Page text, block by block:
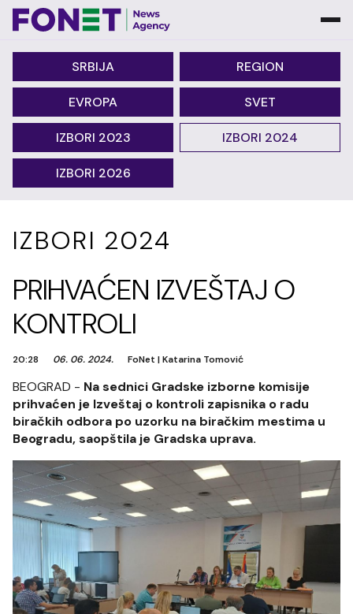
SRBIJA REGION
EVROPA SVET
IZBORI 2023 IZBORI 2024
IZBORI 2026
IZBORI 2024
PRIHVAĆEN IZVEŠTAJ O
KONTROLI
20:28 06. 06. 2024. FoNet |Katarina Tomović
BEOGRAD - Na sednici Gradske izborne komisije
prihvaćen je Izveštaj o kontroli zapisnika o radu
biračkih odbora po uzorku na biračkim mestima u
Beogradu, saopštila je Gradska uprava.